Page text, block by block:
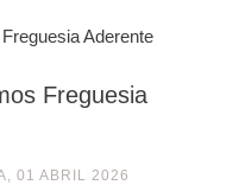
Freguesia
01 ABRIL 2026